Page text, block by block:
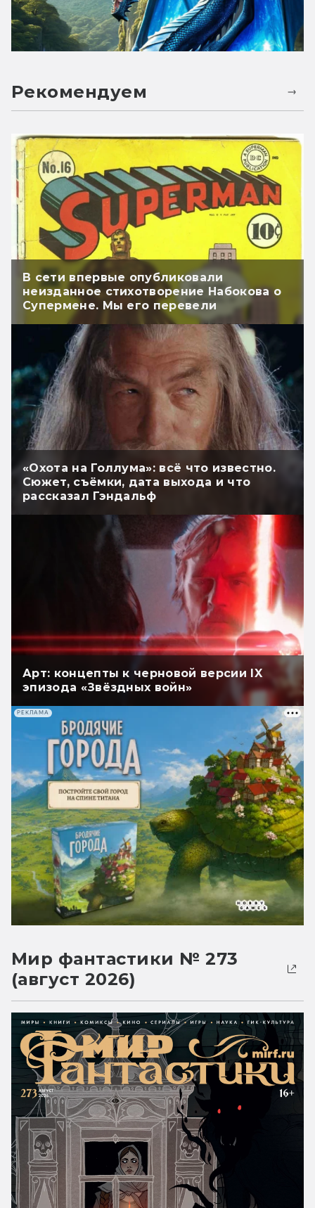
Рекомендуем
В сети впервые опубликовали
неизданное стихотворение Набокова о
Супермене. Мы его перевели
«Охота на Голлума»: всё что известно.
Сюжет, съёмки, дата выхода и что
рассказал Гэндальф
Арт: концепты к черновой версии IX
эпизода «Звёздных войн»
РЕКЛАМА
Мир фантастики № 273
(август 2026)